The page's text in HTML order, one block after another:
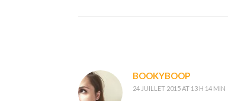
BOOKYBOOP
24 JUILLET 2015 AT 13 H 14 MIN